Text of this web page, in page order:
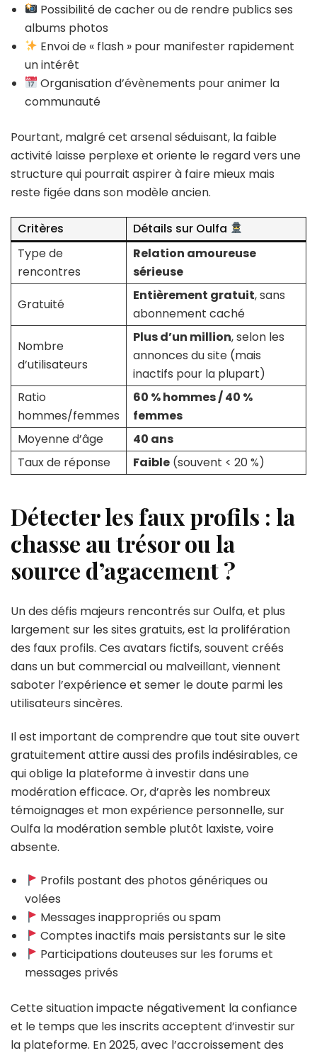
Possibilité de cacher ou de rendre publics ses
albums photos
Envoi de « flash » pour manifester rapidement
un intérêt
Organisation d’évènements pour animer la
communauté
Pourtant, malgré cet arsenal séduisant, la faible
activité laisse perplexe et oriente le regard vers une
structure qui pourrait aspirer à faire mieux mais
reste figée dans son modèle ancien.
Critères
Détails sur Oulfa
Type de
rencontres
Relation amoureuse
sérieuse
Gratuité
Entièrement gratuit, sans
abonnement caché
Nombre
d’utilisateurs
Plus d’un million, selon les
annonces du site (mais
inactifs pour la plupart)
Ratio
hommes/femmes
60 % hommes / 40 %
femmes
Moyenne d’âge
40 ans
Taux de réponse
Faible(souvent < 20 %)
Détecter les faux profils : la
chasse au trésor ou la
source d’agacement ?
Un des défis majeurs rencontrés sur Oulfa, et plus
largement sur les sites gratuits, est la prolifération
des faux profils. Ces avatars fictifs, souvent créés
dans un but commercial ou malveillant, viennent
saboter l’expérience et semer le doute parmi les
utilisateurs sincères.
Il est important de comprendre que tout site ouvert
gratuitement attire aussi des profils indésirables, ce
qui oblige la plateforme à investir dans une
modération efficace. Or, d’après les nombreux
témoignages et mon expérience personnelle, sur
Oulfa la modération semble plutôt laxiste, voire
absente.
Profils postant des photos génériques ou
volées
Messages inappropriés ou spam
Comptes inactifs mais persistants sur le site
Participations douteuses sur les forums et
messages privés
Cette situation impacte négativement la confiance
et le temps que les inscrits acceptent d’investir sur
la plateforme. En 2025, avec l’accroissement des